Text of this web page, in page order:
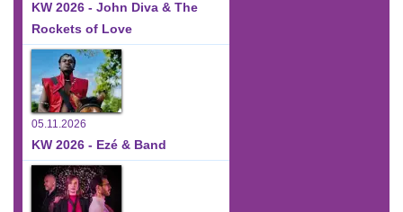
KW 2026 - John Diva & The
Rockets of Love
05.11.2026
KW 2026 - Ezé & Band